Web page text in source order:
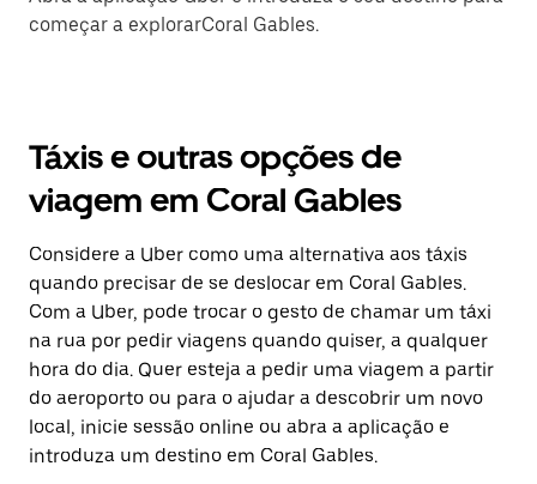
começar a explorarCoral Gables.
Táxis e outras opções de
viagem em Coral Gables
Considere a Uber como uma alternativa aos táxis
quando precisar de se deslocar em Coral Gables.
Com a Uber, pode trocar o gesto de chamar um táxi
na rua por pedir viagens quando quiser, a qualquer
hora do dia. Quer esteja a pedir uma viagem a partir
do aeroporto ou para o ajudar a descobrir um novo
local, inicie sessão online ou abra a aplicação e
introduza um destino em Coral Gables.